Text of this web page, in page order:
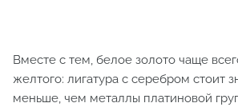
Вместе с тем, белое золото чаще
желтого: лигатура с серебром стоит
меньше, чем металлы платиновой